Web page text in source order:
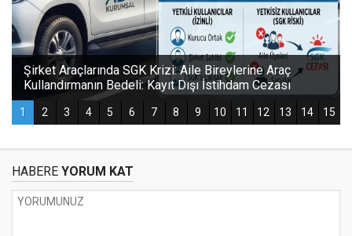
HABERE YORUM KAT